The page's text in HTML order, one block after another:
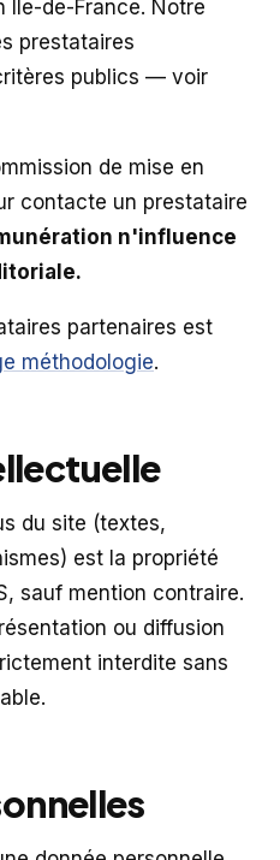
Île-de-France. Notre
prestataires
publics — voir
de mise en
contacte un prestataire
n'influence
partenaires est
méthodologie.
du site (textes,
est la propriété
sauf mention contraire.
ou diffusion
interdite sans